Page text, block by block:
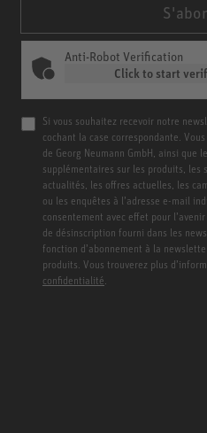
Anti-Robot Verification
Click to start
Si vous souhaitez recevoir notre
cochant la case correspondante.
de Georg Neumann GmbH, ainsi que
supplémentaires sur les produits, les
actualités, les offres actuelles, les
ou les enquêtes à l’adresse e-mail
consentement avec effet pour
de désinscription fourni dans les
fonction d’abonnement à la
produits. Vous trouverez plus
confidentialité